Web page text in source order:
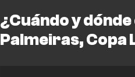
¿Cuándo y
Palmeiras,